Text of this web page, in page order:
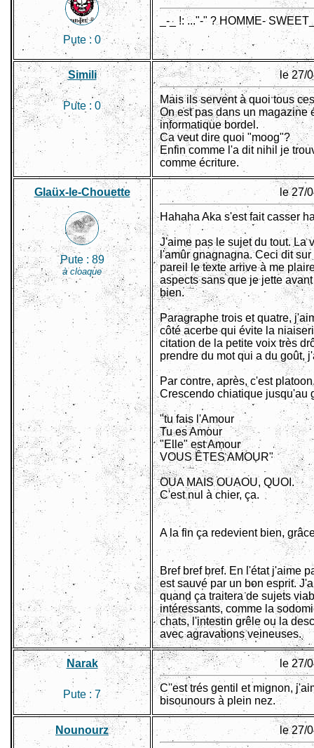
Pute :0
_-_ !: ..."-" ? HOMME-
Simili
Pute : 0
le 27/
Mais ils servent à quoi tous
On est pas dans un magazine
informatique bordel.
Ca veut dire quoi "moog"?
Enfin comme l'a dit nihil je
comme écriture.
Glaüx-le-Chouette
Pute : 89
à cloaque
le 27/
Hahaha Aka s'est fait casser
J'aime pas le sujet du tout. La
l'amûr gnagnagna. Ceci dit
pareil le texte arrive à me
aspects sans que je jette
bien.
Paragraphe trois et quatre,
côté acerbe qui évite la
citation de la petite voix très
prendre du mot qui a du goût,
Par contre, après, c'est
Crescendo chiatique jusqu'au
"tu fais l'Amour
Tu es Amour
"Elle" est Amour
VOUS ÊTES AMOUR"
OUA MAIS OUAOU, QUOI.
C'est nul à chier, ça.
A la fin ça redevient bien,
Bref bref bref. En l'état j'aime
est sauvé par un bon esprit.
quand ça traitera de sujets
intéressants, comme la
chats, l'intestin grêle ou la
avec agravations veineuses.
Narak
Pute : 7
le 27/
C''est trés gentil et mignon,
bisounours à plein nez.
Nounourz le 27/